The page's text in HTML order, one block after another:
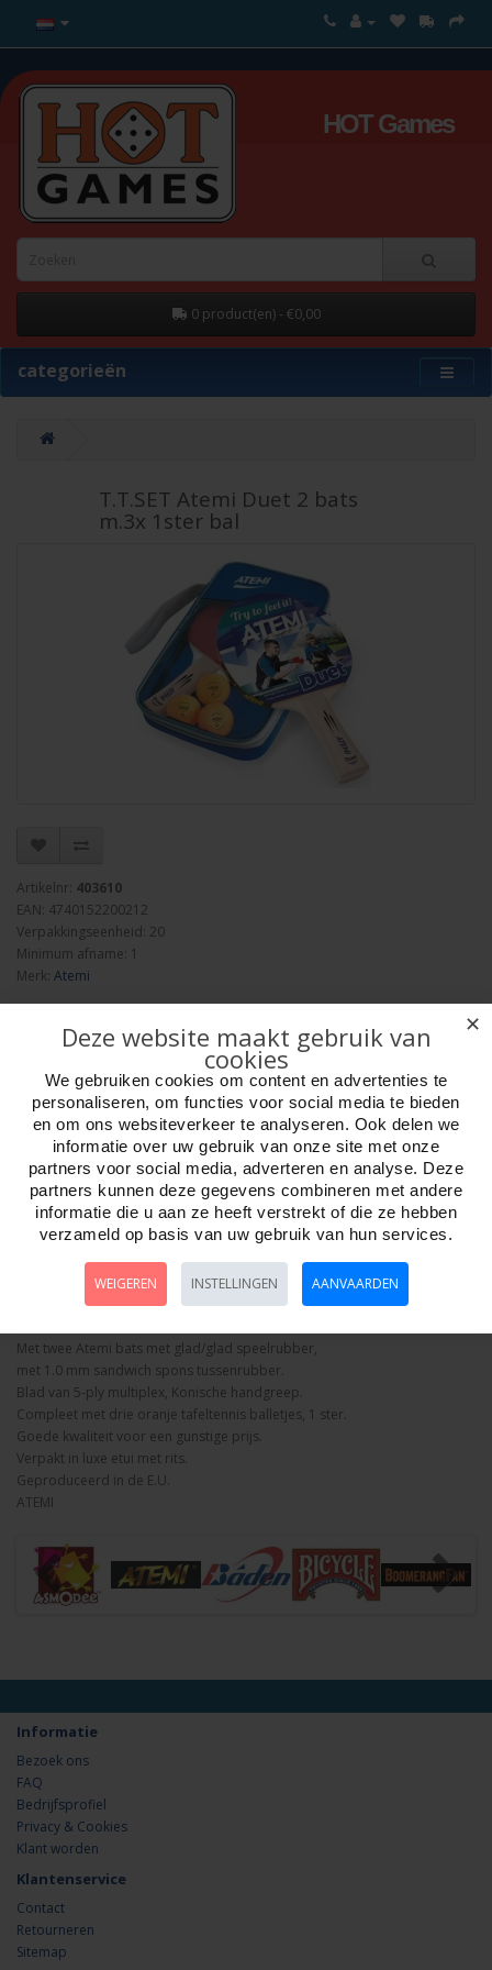
HOT Games
0 product(en) - €0,00
categorieën
T.T.SET Atemi Duet 2 bats
m.3x 1ster bal
Artikelnr: 403610
EAN: 4740152200212
Verpakkingseenheid: 20
Minimum afname: 1
Merk: Atemi
Aantal
Bestellen
Omschrijving Foto hoge resolutie Details
Met twee Atemi bats met glad/glad speelrubber,
met 1.0 mm sandwich spons tussenrubber.
Blad van 5-ply multiplex, Konische handgreep.
Compleet met drie oranje tafeltennis balletjes, 1 ster.
Goede kwaliteit voor een gunstige prijs.
Verpakt in luxe etui met rits.
Geproduceerd in de E.U.
ATEMI
Informatie
Bezoek ons
FAQ
Bedrijfsprofiel
Privacy & Cookies
Klant worden
Klantenservice
Contact
Retourneren
Sitemap
✕
Deze website maakt gebruik van
cookies
We gebruiken cookies om content en advertenties te
personaliseren, om functies voor social media te bieden
en om ons websiteverkeer te analyseren. Ook delen we
informatie over uw gebruik van onze site met onze
partners voor social media, adverteren en analyse. Deze
partners kunnen deze gegevens combineren met andere
informatie die u aan ze heeft verstrekt of die ze hebben
verzameld op basis van uw gebruik van hun services.
WEIGEREN INSTELLINGEN AANVAARDEN